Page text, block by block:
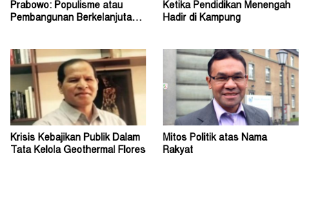
Prabowo: Populisme atau
Pembangunan Berkelanjutan?
Ketika Pendidikan Menengah
Hadir di Kampung
Krisis Kebajikan Publik Dalam
Tata Kelola Geothermal Flores
Mitos Politik atas Nama
Rakyat